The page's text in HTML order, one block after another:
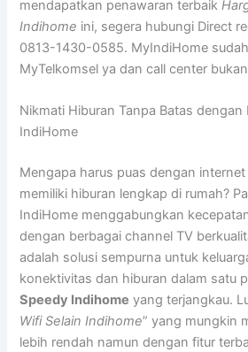
mendapatkan penawaran terbaik
Indihome ini, segera hubungi Direct
0813-1430-0585. MyIndiHome
MyTelkomsel ya dan call center
Nikmati Hiburan Tanpa Batas
IndiHome
Mengapa harus puas dengan
memiliki hiburan lengkap di rumah?
IndiHome menggabungkan
dengan berbagai channel TV
adalah solusi sempurna untuk
konektivitas dan hiburan dalam satu
Speedy Indihome yang terjangkau.
Wifi Selain Indihome” yang mungkin
lebih rendah namun dengan fitur